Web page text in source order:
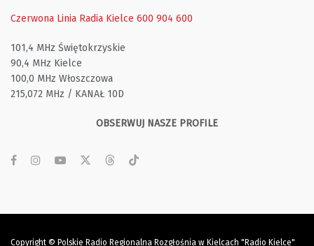
Czerwona Linia Radia Kielce 600 904 600
101,4 MHz Świętokrzyskie
90,4 MHz Kielce
100,0 MHz Włoszczowa
215,072 MHz / KANAŁ 10D
OBSERWUJ NASZE PROFILE
Copyright © Polskie Radio Regionalna Rozgłośnia w Kielcach "Radio Kielce"